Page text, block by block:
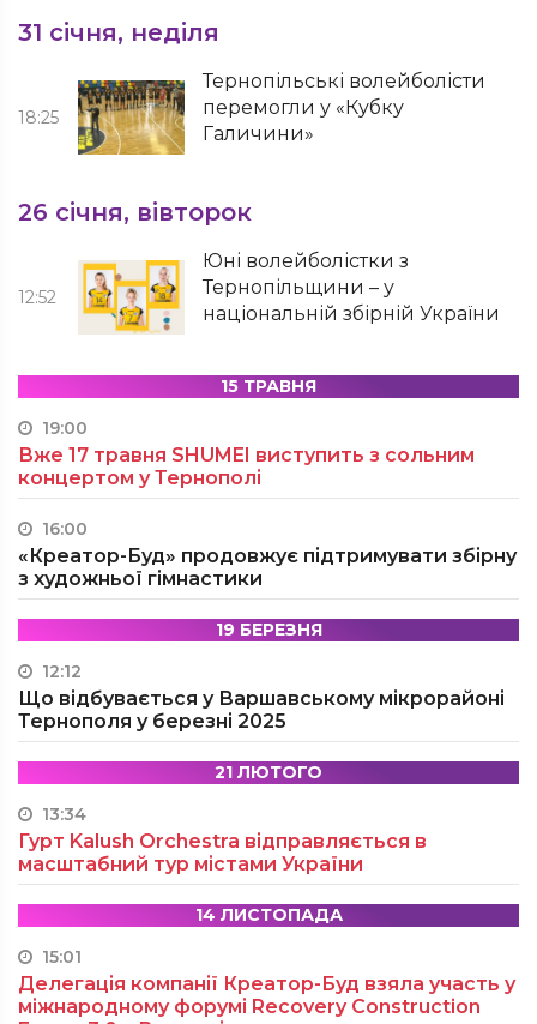
31 січня, неділя
18:25
Тернопільські волейболісти
перемогли у «Кубку
Галичини»
26 січня, вівторок
12:52
Юні волейболістки з
Тернопільщини – у
національній збірній України
15 ТРАВНЯ
19:00
Вже 17 травня SHUMEI виступить з сольним
концертом у Тернополі
16:00
«Креатор-Буд» продовжує підтримувати збірну
з художньої гімнастики
19 БЕРЕЗНЯ
12:12
Що відбувається у Варшавському мікрорайоні
Тернополя у березні 2025
21 ЛЮТОГО
13:34
Гурт Kalush Orchestra відправляється в
масштабний тур містами України
14 ЛИСТОПАДА
15:01
Делегація компанії Креатор-Буд взяла участь у
міжнародному форумі Recovery Construction